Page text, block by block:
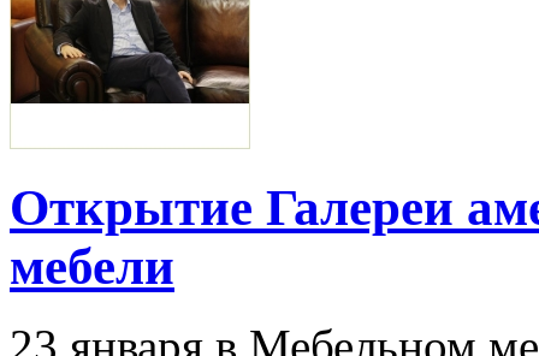
Открытие Галереи
мебели